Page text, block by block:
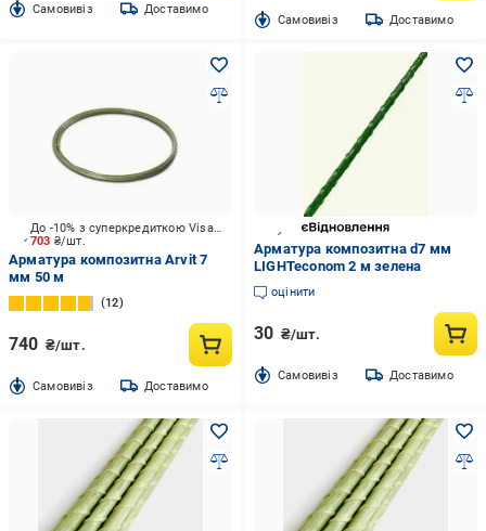
Cамовивіз Доставимо
Cамовивіз Доставимо
703 ₴/шт.
До -10% з суперкредиткою Visa Вигода
Арматура композитна Arvit 7
мм 50 м
12
740 ₴/шт.
Cамовивіз Доставимо
Арматура композитна d7 мм
LIGHTeconom 2 м зелена
оцінити
30 ₴/шт.
Cамовивіз Доставимо